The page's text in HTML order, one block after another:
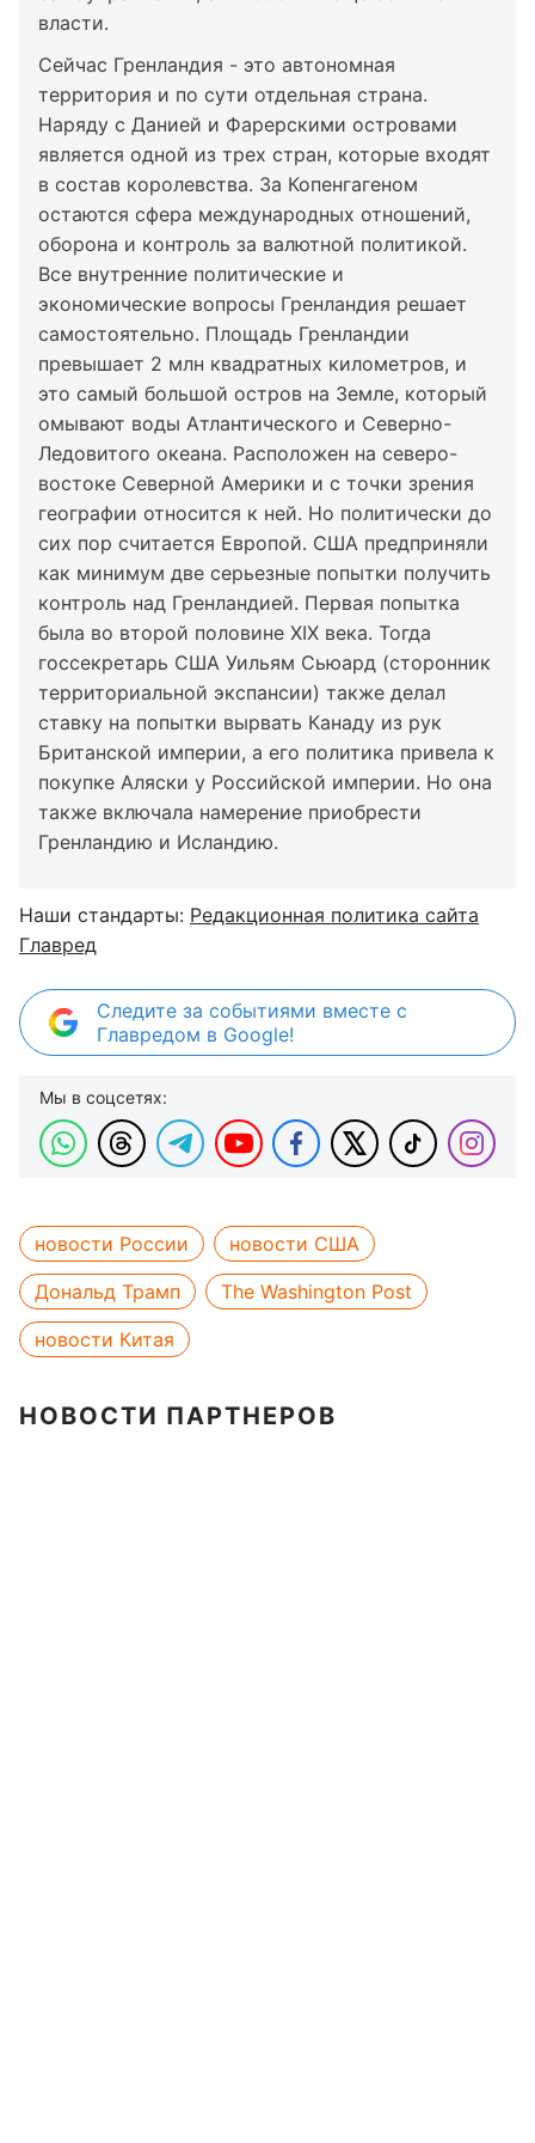
власти.
Сейчас Гренландия - это автономная
территория и по сути отдельная страна.
Наряду с Данией и Фарерскими островами
является одной из трех стран, которые входят
в состав королевства. За Копенгагеном
остаются сфера международных отношений,
оборона и контроль за валютной политикой.
Все внутренние политические и
экономические вопросы Гренландия решает
самостоятельно. Площадь Гренландии
превышает 2 млн квадратных километров, и
это самый большой остров на Земле, который
омывают воды Атлантического и Северно-
Ледовитого океана. Расположен на северо-
востоке Северной Америки и с точки зрения
географии относится к ней. Но политически до
сих пор считается Европой. США предприняли
как минимум две серьезные попытки получить
контроль над Гренландией. Первая попытка
была во второй половине XIX века. Тогда
госсекретарь США Уильям Сьюард (сторонник
территориальной экспансии) также делал
ставку на попытки вырвать Канаду из рук
Британской империи, а его политика привела к
покупке Аляски у Российской империи. Но она
также включала намерение приобрести
Гренландию и Исландию.
Наши стандарты: Редакционная политика сайта
Главред
Следите за событиями вместе с
Главредом в Google!
Мы в соцсетях:
новости России
новости США
Дональд Трамп
The Washington Post
новости Китая
НОВОСТИ ПАРТНЕРОВ